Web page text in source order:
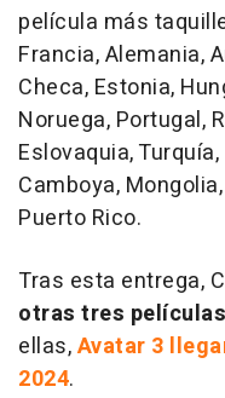
película más
Francia, Alemania,
Checa, Estonia,
Noruega, Portugal,
Eslovaquia,
Camboya,
Puerto Rico.
Tras esta entrega,
otras tres
ellas,Avatar 3
2024.